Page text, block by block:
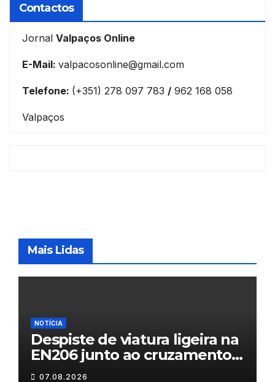
Contactos
Jornal Valpaços Online
E-Mail: valpacosonline@gmail.com
Telefone: (+351) 278 097 783 / 962 168 058
Valpaços
Mais Lidas
NOTÍCIA
Despiste de viatura ligeira na
EN206 junto ao cruzamento
Fornos do Pinhal
07.08.2026